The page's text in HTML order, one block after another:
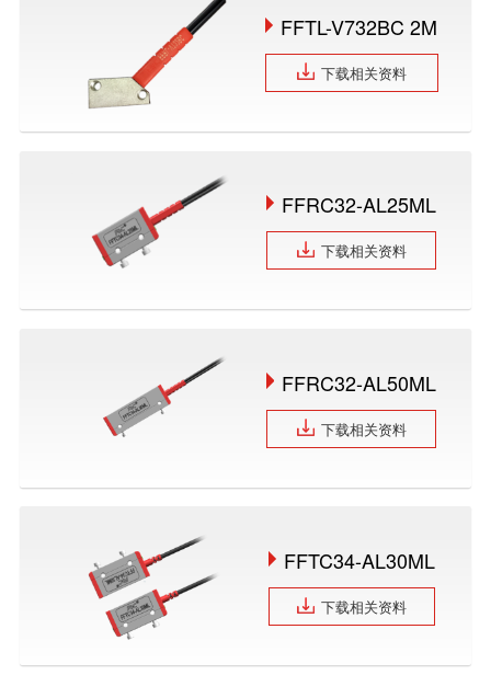
FFTL-V732BC 2M
下载相关资料
FFRC32-AL25ML
下载相关资料
FFRC32-AL50ML
下载相关资料
FFTC34-AL30ML
下载相关资料